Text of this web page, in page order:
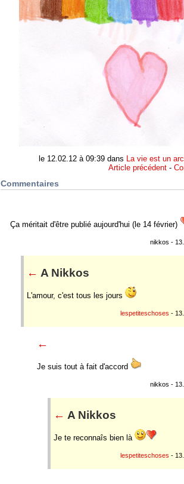
le 12.02.12 à 09:39 dans La vie est un
Article précédent -
Commentaires
Ça méritait d'être publié aujourd'hui (le 14 février)
nikkos -
← A Nikkos
L'amour, c'est tous les jours
lespetiteschoses -
←
Je suis tout à fait d'accord
nikkos -
← A Nikkos
Je te reconnaîs bien là
lespetiteschoses -